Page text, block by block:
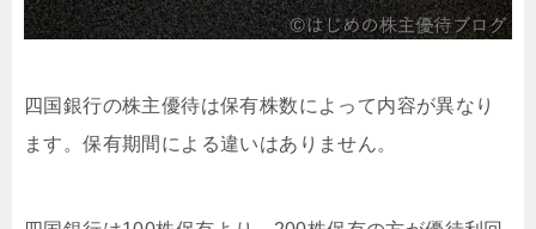
四国銀行の株主優待は保有株数によって内容が異なり
ます。保有期間による違いはありません。